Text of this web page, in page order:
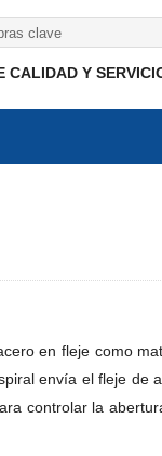
CALIDAD Y
en fleje como
envía el fleje de
controlar la